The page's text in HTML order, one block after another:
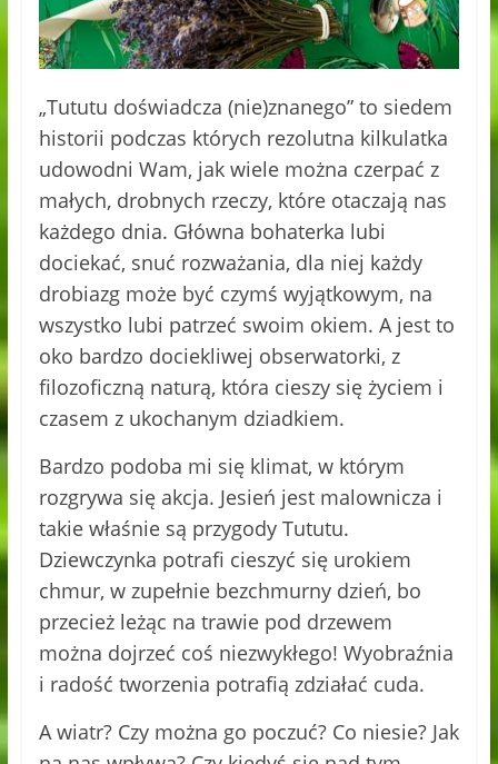
„Tututu doświadcza (nie)znanego” to siedem
historii podczas których rezolutna kilkulatka
udowodni Wam, jak wiele można czerpać z
małych, drobnych rzeczy, które otaczają nas
każdego dnia. Główna bohaterka lubi
dociekać, snuć rozważania, dla niej każdy
drobiazg może być czymś wyjątkowym, na
wszystko lubi patrzeć swoim okiem. A jest to
oko bardzo dociekliwej obserwatorki, z
filozoficzną naturą, która cieszy się życiem i
czasem z ukochanym dziadkiem.
Bardzo podoba mi się klimat, w którym
rozgrywa się akcja. Jesień jest malownicza i
takie właśnie są przygody Tututu.
Dziewczynka potrafi cieszyć się urokiem
chmur, w zupełnie bezchmurny dzień, bo
przecież leżąc na trawie pod drzewem
można dojrzeć coś niezwykłego! Wyobraźnia
i radość tworzenia potrafią zdziałać cuda.
A wiatr? Czy można go poczuć? Co niesie? Jak